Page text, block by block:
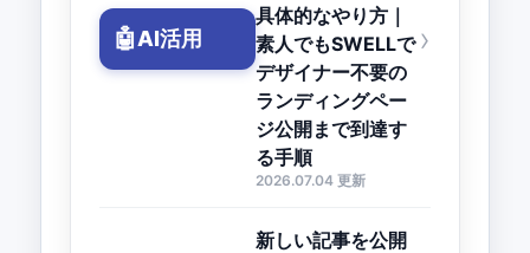
🤖AI活用
具体的なやり方｜
素人でもSWELLで
デザイナー不要の
ランディングペー
ジ公開まで到達す
る手順
2026.07.04 更新
›
新しい記事を公開